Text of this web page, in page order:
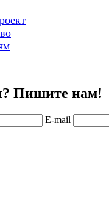
Пишите нам!
E-mail